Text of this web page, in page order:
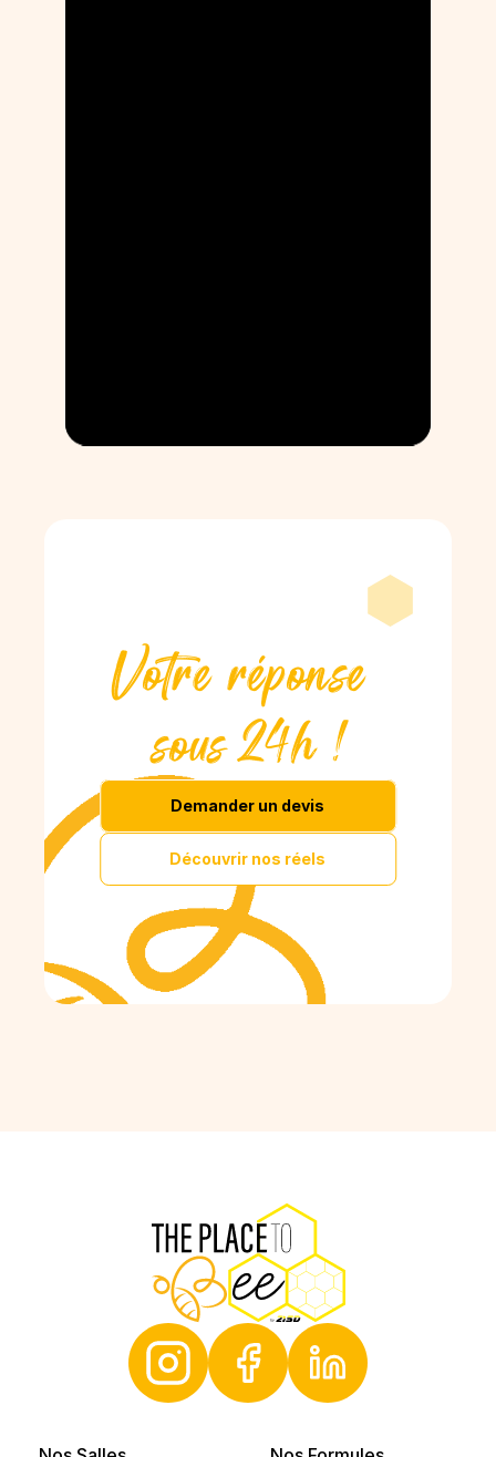
Votre réponse
sous 24h !
Demander un devis
Découvrir nos réels